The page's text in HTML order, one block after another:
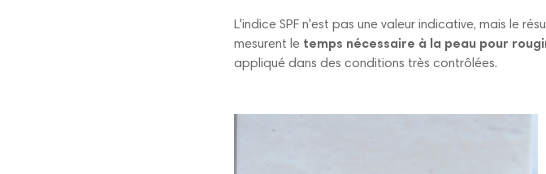
L'indice SPF n'est pas une valeur indicative, mais le
mesurent le temps nécessaire à la peau pour
appliqué dans des conditions très contrôlées.